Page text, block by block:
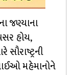
જણ્યાના
હોય,
મહેમાનોને